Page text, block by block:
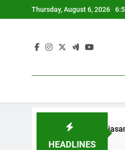
to
Thursday, August 6, 2026
HEADLINES
Industri: Kerjasama untuk